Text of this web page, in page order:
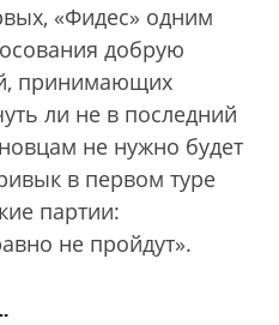
«Фидес» одним
добрую
принимающих
ли не в последний
не нужно будет
в первом туре
партии:
не пройдут».